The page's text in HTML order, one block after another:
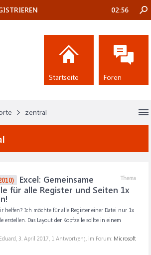
zentral
Thema
Excel: Gemeinsame
für alle Register und Seiten 1x
helfen? Ich möchte für alle Register einer Datei nur 1x
erstellen. Das Layout der Kopfzeile sollte in einem
3. April 2017, 1 Antwort(en), im Forum: Microsoft
02:56
Startseite Foren